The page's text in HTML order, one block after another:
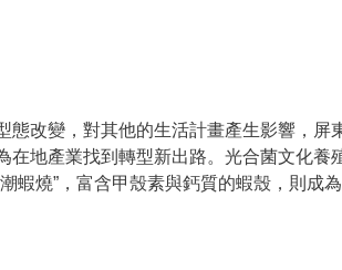
態改變，對其他的生活計畫產生影響，屏
在地產業找到轉型新出路。光合菌文化養
蝦燒”，富含甲殼素與鈣質的蝦殼，則成為